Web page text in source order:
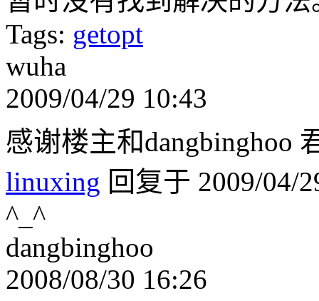
Tags: getopt
wuha
2009/04/29 10:43
感谢楼主和dangbinghoo
linuxing 回复于 2009/04/
^_^
dangbinghoo
2008/08/30 16:26